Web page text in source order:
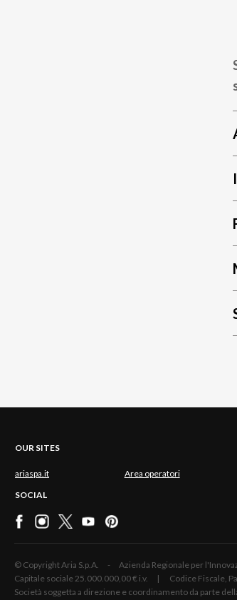
OUR SITES
ariaspa.it Area operatori
SOCIAL
© Copyright Aria S.p.A. - Azienda Regionale per
Capitale sociale 25.000.000,00 € i.v. | Codice Fiscale,
Società soggetta a direzione e coordinamento da parte